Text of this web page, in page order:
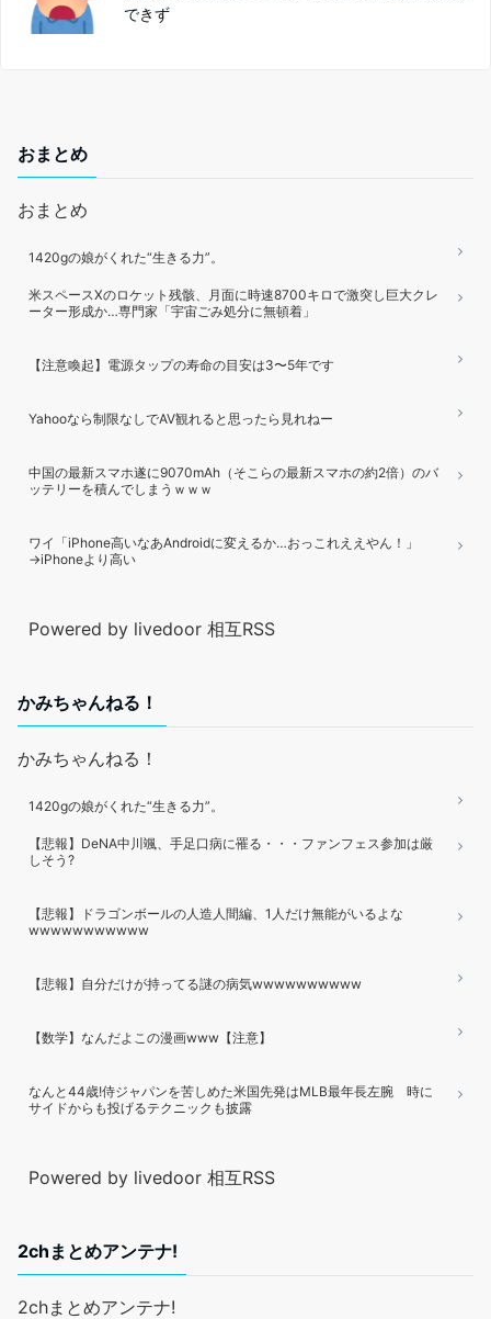
できず
おまとめ
おまとめ
1420gの娘がくれた“生きる力”。
米スペースXのロケット残骸、月面に時速8700キロで激突し巨大クレ
ーター形成か…専門家「宇宙ごみ処分に無頓着」
【注意喚起】電源タップの寿命の目安は3〜5年です
Yahooなら制限なしでAV観れると思ったら見れねー
中国の最新スマホ遂に9070mAh（そこらの最新スマホの約2倍）のバ
ッテリーを積んでしまうｗｗｗ
ワイ「iPhone高いなあAndroidに変えるか…おっこれええやん！」
→iPhoneより高い
Powered by livedoor 相互RSS
かみちゃんねる！
かみちゃんねる！
1420gの娘がくれた“生きる力”。
【悲報】DeNA中川颯、手足口病に罹る・・・ファンフェス参加は厳
しそう?
【悲報】ドラゴンボールの人造人間編、1人だけ無能がいるよな
wwwwwwwwwww
【悲報】自分だけが持ってる謎の病気wwwwwwwwww
【数学】なんだよこの漫画www【注意】
なんと44歳!侍ジャパンを苦しめた米国先発はMLB最年長左腕 時に
サイドからも投げるテクニックも披露
Powered by livedoor 相互RSS
2chまとめアンテナ!
2chまとめアンテナ!